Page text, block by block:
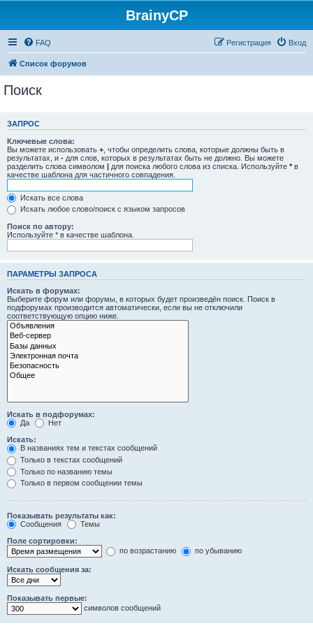
BrainyCP
FAQ Вход
Регистрация
Список форумов
Поиск
ЗАПРОС
Ключевые слова:
Вы можете использовать + , чтобы определить слова, которые должны быть в
результатах, и - для слов, которых в результатах быть не должно. Вы можете
разделить слова символом | для поиска любого слова из списка. Используйте * в
качестве шаблона для частичного совпадения.
Искать все слова
Искать любое слово/поиск с языком запросов
Поиск по автору:
Используйте * в качестве шаблона.
ПАРАМЕТРЫ ЗАПРОСА
Искать в форумах:
Выберите форум или форумы, в которых будет произведён поиск. Поиск в
подфорумах производится автоматически, если вы не отключили
соответствующую опцию ниже.
Искать в подфорумах:
Да
Нет
Искать:
В названиях тем и текстах сообщений
Только в текстах сообщений
Только по названию темы
Только в первом сообщении темы
Показывать результаты как:
Сообщения
Темы
Поле сортировки:
по возрастанию
по убыванию
Искать сообщения за:
Показывать первые:
символов сообщений